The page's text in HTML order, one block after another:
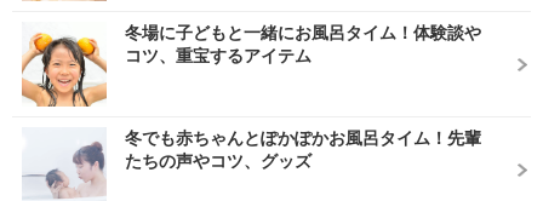
冬場に子どもと一緒にお風呂タイム！体験談や
コツ、重宝するアイテム
冬でも赤ちゃんとぽかぽかお風呂タイム！先輩
たちの声やコツ、グッズ